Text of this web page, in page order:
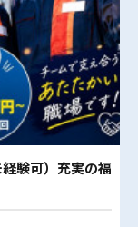
験可）充実の福